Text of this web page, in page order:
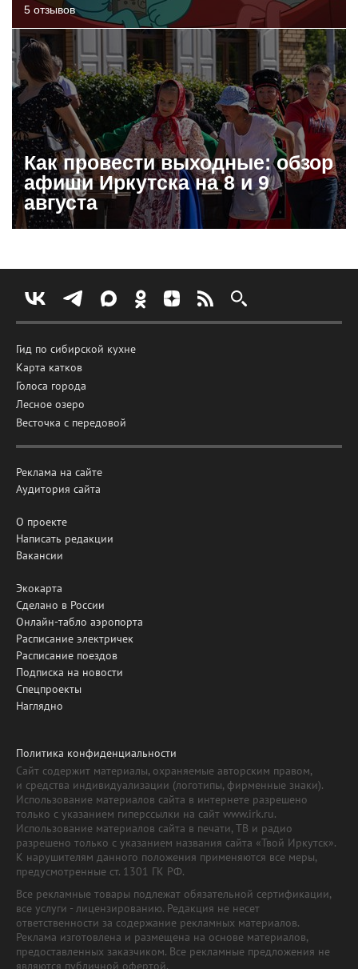
5 отзывов
Как провести выходные: обзор
афиши Иркутска на 8 и 9
августа
Гид по сибирской кухне
Карта катков
Голоса города
Лесное озеро
Весточка с передовой
Реклама на сайте
Аудитория сайта
О проекте
Написать редакции
Вакансии
Экокарта
Сделано в России
Онлайн-табло аэропорта
Расписание электричек
Расписание поездов
Подписка на новости
Спецпроекты
Наглядно
Политика конфиденциальности
Сайт содержит материалы, охраняемые авторским правом,
и средства индивидуализации (логотипы, фирменные знаки).
Использование материалов сайта в интернете разрешено
только с указанием гиперссылки на сайт www.irk.ru.
Использование материалов сайта в печати, ТВ и радио
разрешено только с указанием названия сайта «Твой Иркутск».
К нарушителям данного положения применяются все меры,
предусмотренные ст. 1301 ГК РФ.
Все рекламные товары подлежат обязательной сертификации,
все услуги - лицензированию. Редакция не несет
ответственности за содержание рекламных материалов.
Реклама изготовлена и размещена на основе материалов,
предоставленных заказчиком. Все рекламные предложения не
являются публичной офертой.